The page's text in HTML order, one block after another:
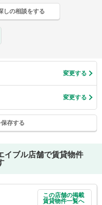
しの相談をする
変更する
変更する
存する
イブル店舗で賃貸物件
この店舗の掲載
賃貸物件一覧へ